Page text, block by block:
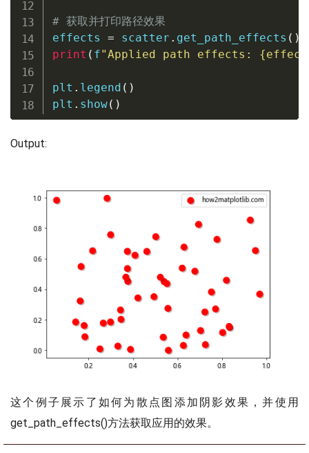
# 获取并打印路径效果
effects = scatter . get_path_effects ( )
print ( f"Applied path effects: {
plt . legend ( )
plt . show( )
Output:
这个例子展示了如何为散点图添加阴影效果，并使用
get_path_effects()方法获取应用的效果。